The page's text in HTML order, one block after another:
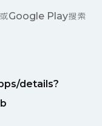
Google Play搜索
details?